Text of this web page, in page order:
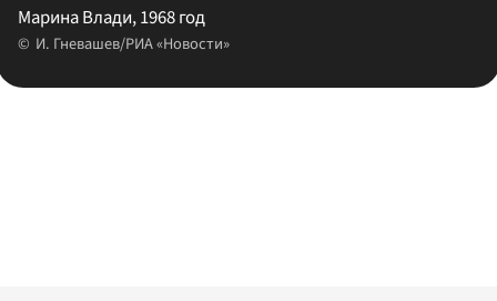
Марина Влади, 1968 год
И. Гневашев/РИА «Новости»